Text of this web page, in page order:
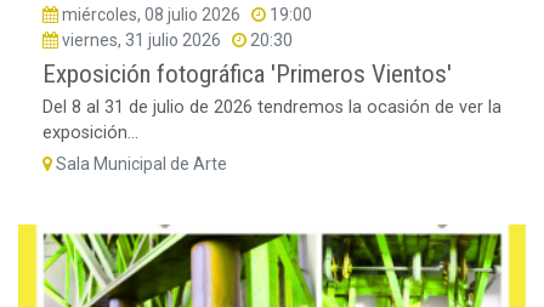
miércoles, 08 julio 2026
19:00
viernes, 31 julio 2026
20:30
Exposición fotográfica 'Primeros Vientos'
Del 8 al 31 de julio de 2026 tendremos la ocasión de ver la
exposición...
Sala Municipal de Arte